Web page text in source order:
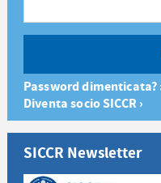
Password dimenticata?
Diventa socio SICCR ›
SICCR Newsletter